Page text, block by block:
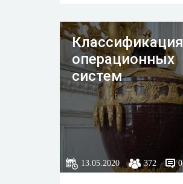
Классификация
операционных
систем
13.05.2020 372 0